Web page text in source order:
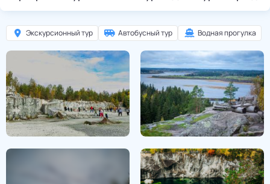
Экскурсионный тур Автобусный тур Водная прогулка